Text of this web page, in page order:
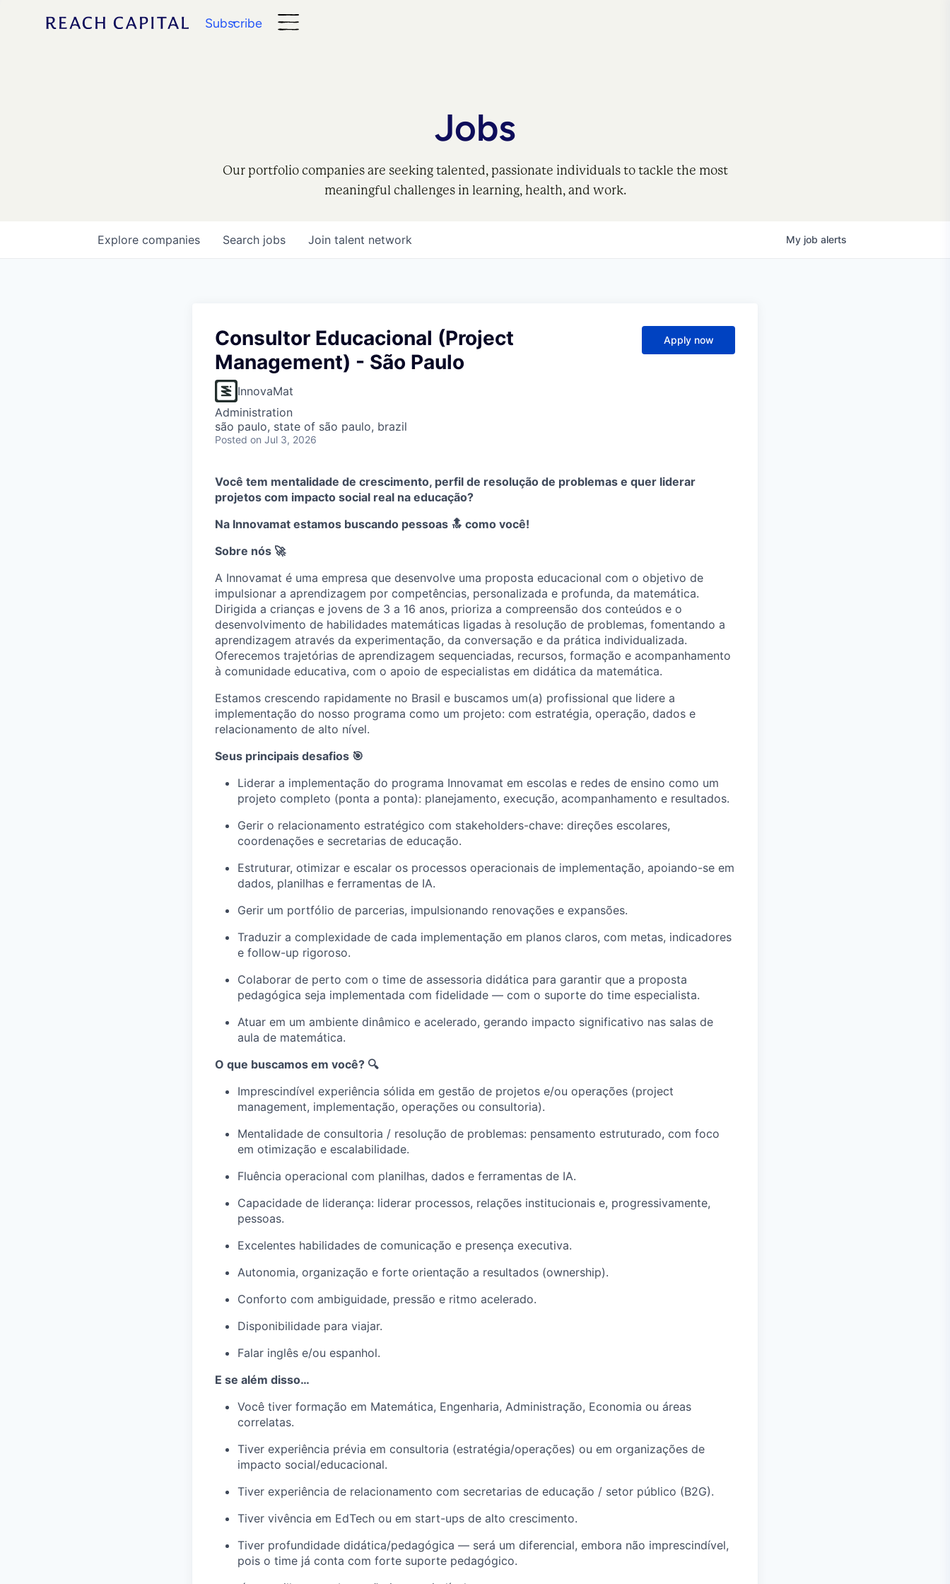
Subscribe
Jobs
Our portfolio companies are seeking talented, passionate individuals to tackle the most
meaningful challenges in learning, health, and work.
Search jobs
Explore companies Join talent network My job alerts
Consultor Educacional (Project
Management) - São Paulo
InnovaMat
Administration
são paulo, state of são paulo, brazil
Posted on Jul 3, 2026
Apply now
Você tem mentalidade de crescimento, perfil de resolução de problemas e quer liderar
projetos com impacto social real na educação?
Na Innovamat estamos buscando pessoas 🔝 como você!
Sobre nós 🚀
A Innovamat é uma empresa que desenvolve uma proposta educacional com o objetivo de
impulsionar a aprendizagem por competências, personalizada e profunda, da matemática.
Dirigida a crianças e jovens de 3 a 16 anos, prioriza a compreensão dos conteúdos e o
desenvolvimento de habilidades matemáticas ligadas à resolução de problemas, fomentando a
aprendizagem através da experimentação, da conversação e da prática individualizada.
Oferecemos trajetórias de aprendizagem sequenciadas, recursos, formação e acompanhamento
à comunidade educativa, com o apoio de especialistas em didática da matemática.
Estamos crescendo rapidamente no Brasil e buscamos um(a) profissional que lidere a
implementação do nosso programa como um projeto: com estratégia, operação, dados e
relacionamento de alto nível.
Seus principais desafios 🎯
Liderar a implementação do programa Innovamat em escolas e redes de ensino como um
projeto completo (ponta a ponta): planejamento, execução, acompanhamento e resultados.
Gerir o relacionamento estratégico com stakeholders-chave: direções escolares,
coordenações e secretarias de educação.
Estruturar, otimizar e escalar os processos operacionais de implementação, apoiando-se em
dados, planilhas e ferramentas de IA.
Gerir um portfólio de parcerias, impulsionando renovações e expansões.
Traduzir a complexidade de cada implementação em planos claros, com metas, indicadores
e follow-up rigoroso.
Colaborar de perto com o time de assessoria didática para garantir que a proposta
pedagógica seja implementada com fidelidade — com o suporte do time especialista.
Atuar em um ambiente dinâmico e acelerado, gerando impacto significativo nas salas de
aula de matemática.
O que buscamos em você? 🔍
Imprescindível experiência sólida em gestão de projetos e/ou operações (project
management, implementação, operações ou consultoria).
Mentalidade de consultoria / resolução de problemas: pensamento estruturado, com foco
em otimização e escalabilidade.
Fluência operacional com planilhas, dados e ferramentas de IA.
Capacidade de liderança: liderar processos, relações institucionais e, progressivamente,
pessoas.
Excelentes habilidades de comunicação e presença executiva.
Autonomia, organização e forte orientação a resultados (ownership).
Conforto com ambiguidade, pressão e ritmo acelerado.
Disponibilidade para viajar.
Falar inglês e/ou espanhol.
E se além disso…
Você tiver formação em Matemática, Engenharia, Administração, Economia ou áreas
correlatas.
Tiver experiência prévia em consultoria (estratégia/operações) ou em organizações de
impacto social/educacional.
Tiver experiência de relacionamento com secretarias de educação / setor público (B2G).
Tiver vivência em EdTech ou em start-ups de alto crescimento.
Tiver profundidade didática/pedagógica — será um diferencial, embora não imprescindível,
pois o time já conta com forte suporte pedagógico.